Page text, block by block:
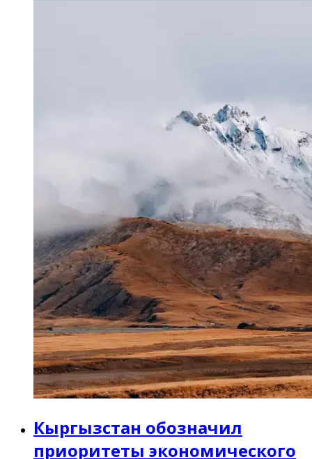
Кыргызстан обозначил
приоритеты экономического